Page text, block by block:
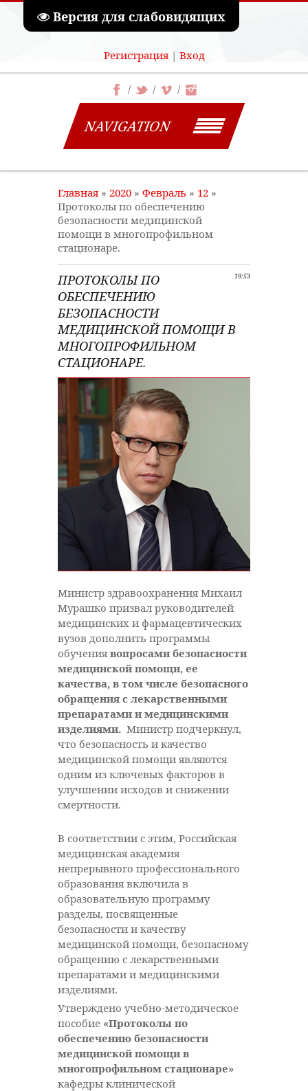
Версия для слабовидящих
Регистрация| Вход
NAVIGATION
Главная» 2020 » Февраль » 12 »
Протоколы по обеспечению
безопасности медицинской
помощи в многопрофильном
стационаре.
19:53
ПРОТОКОЛЫ ПО
ОБЕСПЕЧЕНИЮ
БЕЗОПАСНОСТИ
МЕДИЦИНСКОЙ ПОМОЩИ В
МНОГОПРОФИЛЬНОМ
СТАЦИОНАРЕ.
Министр здравоохранения Михаил
Мурашко призвал руководителей
медицинских и фармацевтических
вузов дополнить программы
обучения вопросами безопасности
медицинской помощи, ее
качества, в том числе безопасного
обращения с лекарственными
препаратами и медицинскими
изделиями. Министр подчеркнул,
что безопасность и качество
медицинской помощи являются
одним из ключевых факторов в
улучшении исходов и снижении
смертности.
В соответствии с этим, Российская
медицинская академия
непрерывного профессионального
образования включила в
образовательную программу
разделы, посвященные
безопасности и качеству
медицинской помощи, безопасному
обращению с лекарственными
препаратами и медицинскими
изделиями.
Утверждено учебно-методическое
пособие «Протоколы по
обеспечению безопасности
медицинской помощи в
многопрофильном стационаре»
кафедры клинической